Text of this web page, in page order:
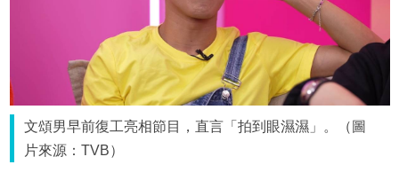
文頌男早前復工亮相節目，直言「拍到眼濕濕」。（圖
片來源：TVB）